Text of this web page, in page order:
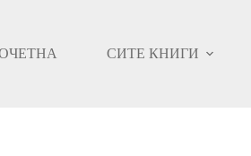
СИТЕ КНИГИ